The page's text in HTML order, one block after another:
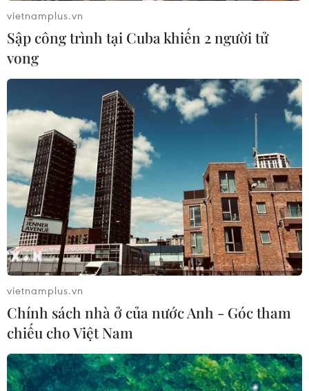
#Chuyến bay
Theo dõi VietnamPlus
TIN LIÊN QUAN
vietnamplus.vn
Sập công trình tại Cuba khiến 2 người tử
vong
vietnamplus.vn
Chính sách nhà ở của nước Anh - Góc tham
chiếu cho Việt Nam